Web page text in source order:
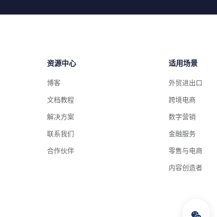
资源中心
博客
文档教程
解决方案
联系我们
合作伙伴
适用场景
外贸进出口
跨境电商
数字营销
金融服务
零售与电商
内容创造者